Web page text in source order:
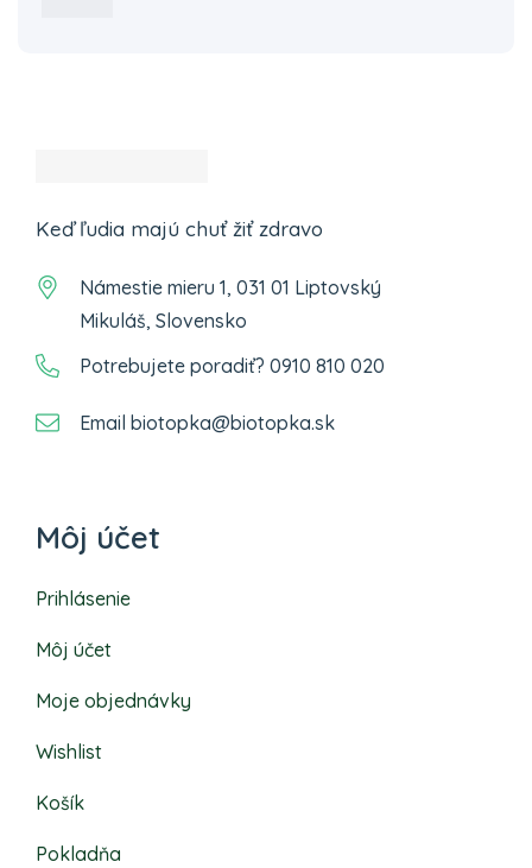
Keď ľudia majú chuť žiť zdravo
Námestie mieru 1, 031 01 Liptovský
Mikuláš, Slovensko
Potrebujete poradiť? 0910 810 020
Email biotopka@biotopka.sk
Môj účet
Prihlásenie
Môj účet
Moje objednávky
Wishlist
Košík
Pokladňa